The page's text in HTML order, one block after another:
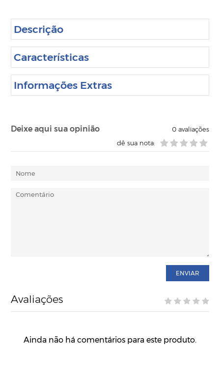
Descrição
Características
Informações Extras
Deixe aqui sua opinião 0avaliações
dê sua nota:
ENVIAR
Avaliações
Ainda não há comentários para este produto.